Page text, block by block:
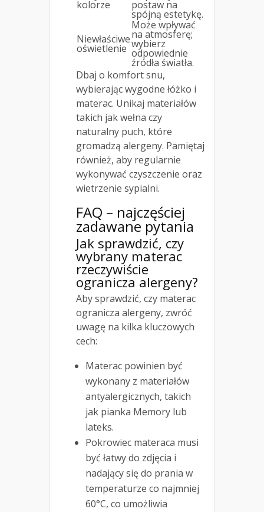
kolorze postaw na
spójną estetykę.
Niewłaściwe
oświetlenie
Może wpływać
na atmosferę;
wybierz
odpowiednie
źródła światła.
Dbaj o komfort snu,
wybierając wygodne łóżko i
materac. Unikaj materiałów
takich jak wełna czy
naturalny puch, które
gromadzą alergeny. Pamiętaj
również, aby regularnie
wykonywać czyszczenie oraz
wietrzenie sypialni.
FAQ – najczęściej
zadawane pytania
Jak sprawdzić, czy
wybrany materac
rzeczywiście
ogranicza alergeny?
Aby sprawdzić, czy materac
ogranicza alergeny, zwróć
uwagę na kilka kluczowych
cech:
Materac powinien być
wykonany z materiałów
antyalergicznych, takich
jak pianka Memory lub
lateks.
Pokrowiec materaca musi
być łatwy do zdjęcia i
nadający się do prania w
temperaturze co najmniej
60°C, co umożliwia